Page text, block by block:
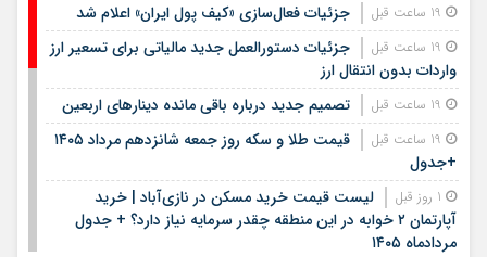
جزئیات فعال‌سازی «کیف پول ایران» اعلام شد
جزئیات دستورالعمل جدید مالیاتی برای تسعیر ارز
واردات بدون انتقال ارز
تصمیم جدید درباره باقی مانده دینارهای اربعین
قیمت طلا و سکه روز جمعه شانزدهم مرداد ۱۴۰۵
+جدول
لیست قیمت خرید مسکن در نازی‌آباد | خرید
آپارتمان ۲ خوابه در این منطقه چقدر سرمایه نیاز دارد؟ + جدول
مردادماه ۱۴۰۵